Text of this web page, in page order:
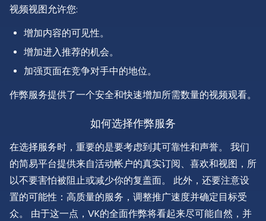
视频视图允许您:
增加内容的可见性。
增加进入推荐的机会。
加强页面在竞争对手中的地位。
作弊服务提供了一个安全和快速增加所需数量的视频观看。
如何选择作弊服务
在选择服务时，重要的是要考虑到其可靠性和声誉。 我们
的简易平台提供来自活动帐户的真实订阅、喜欢和视图，所
以不要害怕被阻止或减少你的复盖面。 此外，还要注意设
置的可能性：高质量的服务，调整推广速度并确定目标受
众。 由于这一点，VK的全面作弊将看起来尽可能自然，并